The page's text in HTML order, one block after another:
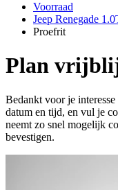
Voorraad
Jeep Renegade
Proefrit
Plan
Bedankt voor je
datum en tijd, en vul je
neemt zo snel mogelijk
bevestigen.